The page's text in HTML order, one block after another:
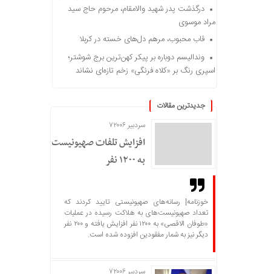
درگذشت پدر شهید والامقام، مرحوم حاج سید
مراد موسوی
قاب محبوب، مرهم دل‌های خسته در کربلا
وندالیسم دوباره بر پیکر کهن‌ترین برج شوشتر؛
اسپری رنگ بر «کلاه فرنگی» زخم تازه‌ای نشاند
جدیدترین مقالات
سردبیر ۷۲۰۰۶
افزایش تلفات صهیونیست‌ها
به ۱۲۰۰ نفر
خوزنامه| رسانه‌های صهیونیستی تایید کردند که
تعداد صهیونیست‌های به هلاکت رسیده در عملیات
«طوفان الاقصی» به ۱۲۰۰ نفر افزایش یافته و ۲۰۰ نفر
دیگر نیز به شمار مفقودین افزوده شده است.